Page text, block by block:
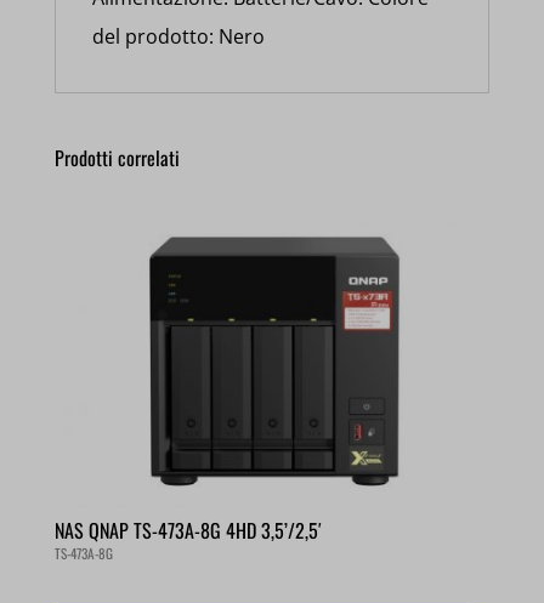
del prodotto: Nero
Prodotti correlati
NAS QNAP TS-473A-8G 4HD 3,5’/2,5′
TS-473A-8G